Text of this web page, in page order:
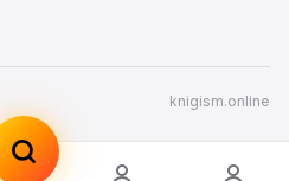
knigism.online